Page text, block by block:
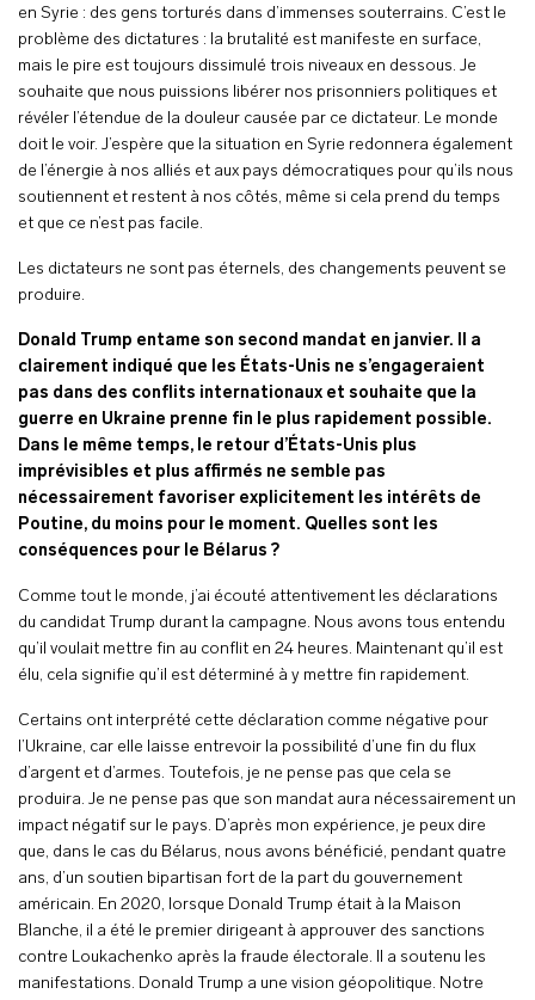
en Syrie : des gens torturés dans d’immenses souterrains. C’est le
problème des dictatures : la brutalité est manifeste en surface,
mais le pire est toujours dissimulé trois niveaux en dessous. Je
souhaite que nous puissions libérer nos prisonniers politiques et
révéler l’étendue de la douleur causée par ce dictateur. Le monde
doit le voir. J’espère que la situation en Syrie redonnera également
de l’énergie à nos alliés et aux pays démocratiques pour qu’ils nous
soutiennent et restent à nos côtés, même si cela prend du temps
et que ce n’est pas facile.
Les dictateurs ne sont pas éternels, des changements peuvent se
produire.
Donald Trump entame son second mandat en janvier. Il a
clairement indiqué que les États-Unis ne s’engageraient
pas dans des conflits internationaux et souhaite que la
guerre en Ukraine prenne fin le plus rapidement possible.
Dans le même temps, le retour d’États-Unis plus
imprévisibles et plus affirmés ne semble pas
nécessairement favoriser explicitement les intérêts de
Poutine, du moins pour le moment. Quelles sont les
conséquences pour le Bélarus ?
Comme tout le monde, j’ai écouté attentivement les déclarations
du candidat Trump durant la campagne. Nous avons tous entendu
qu’il voulait mettre fin au conflit en 24 heures. Maintenant qu’il est
élu, cela signifie qu’il est déterminé à y mettre fin rapidement.
Certains ont interprété cette déclaration comme négative pour
l’Ukraine, car elle laisse entrevoir la possibilité d’une fin du flux
d’argent et d’armes. Toutefois, je ne pense pas que cela se
produira. Je ne pense pas que son mandat aura nécessairement un
impact négatif sur le pays. D’après mon expérience, je peux dire
que, dans le cas du Bélarus, nous avons bénéficié, pendant quatre
ans, d’un soutien bipartisan fort de la part du gouvernement
américain. En 2020, lorsque Donald Trump était à la Maison
Blanche, il a été le premier dirigeant à approuver des sanctions
contre Loukachenko après la fraude électorale. Il a soutenu les
manifestations. Donald Trump a une vision géopolitique. Notre